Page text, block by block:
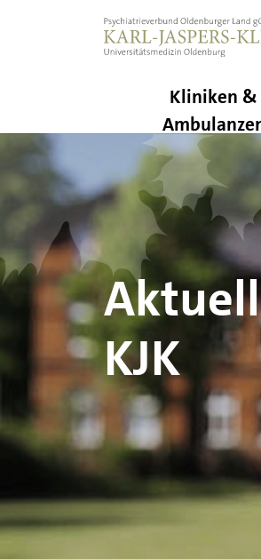
Zur Hauptnavigation
Kliniken &
KJK